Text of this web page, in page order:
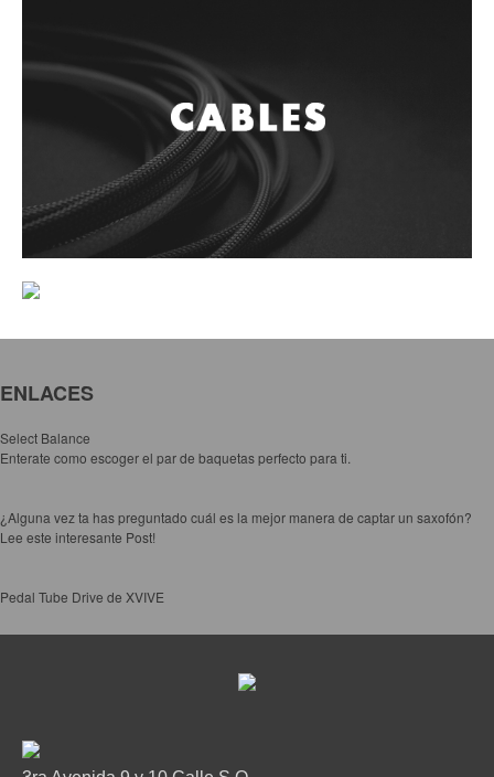
Violin
Otros instrumentos de arco
Otros instrumentos de Cuerdas
ENLACES
Select Balance
Enterate como escoger el par de baquetas perfecto para ti.
¿Alguna vez ta has preguntado cuál es la mejor manera de captar un saxofón?
Lee este interesante Post!
Pedal Tube Drive de XVIVE